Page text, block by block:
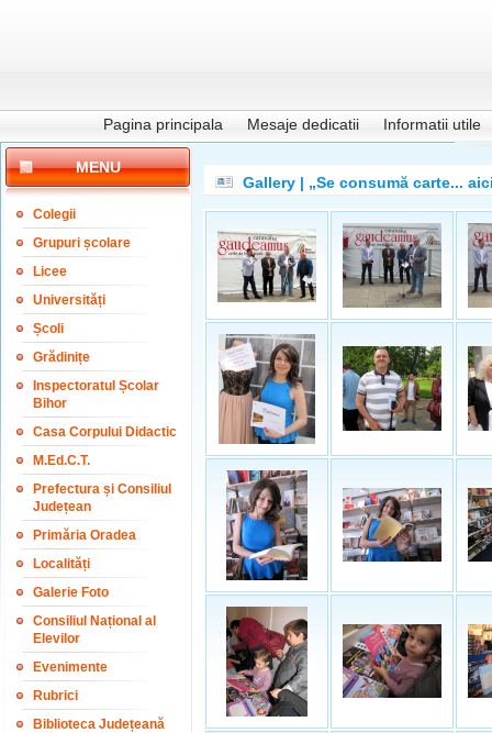
Pagina principala Mesaje dedicatii Informatii utile
MENU
Colegii
Grupuri școlare
Licee
Universități
Școli
Grădinițe
Inspectoratul Școlar
Bihor
Casa Corpului Didactic
M.Ed.C.T.
Prefectura și Consiliul
Județean
Primăria Oradea
Localități
Galerie Foto
Consiliul Național al
Elevilor
Evenimente
Rubrici
Biblioteca Județeană
Gallery | „Se consumă carte...